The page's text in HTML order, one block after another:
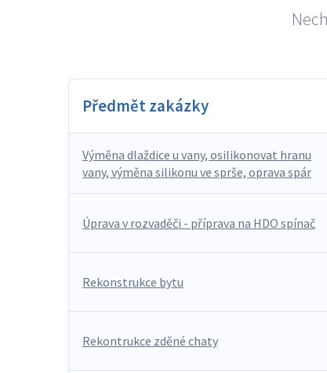
Předmět zakázky
Výměna dlaždice u vany, osilikonovat hranu
vany, výměna silikonu ve sprše, oprava spár
Úprava v rozvaděči - příprava na HDO spínač
Rekonstrukce bytu
Rekontrukce zděné chaty